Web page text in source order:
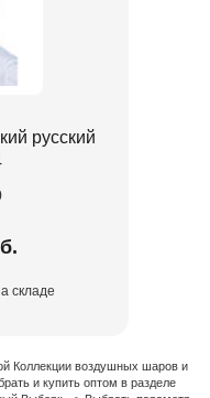
русский
складе
Коллекции воздушных шаров и
и купить оптом в разделе